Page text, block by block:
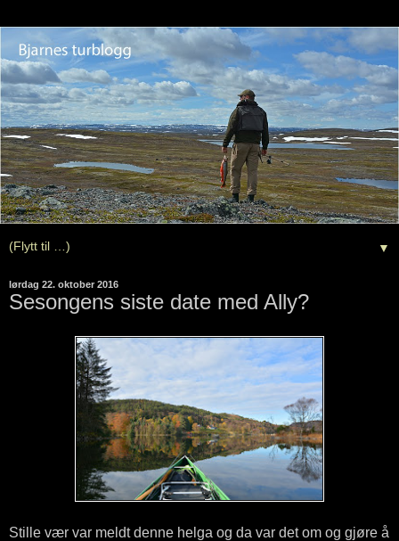
▼
lørdag 22. oktober 2016
Sesongens siste date med Ally?
Stille vær var meldt denne helga og da var det om og gjøre å